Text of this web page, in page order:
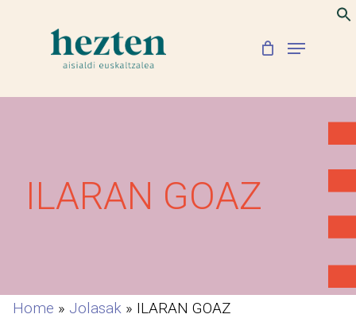
content
Menu
ILARAN GOAZ
Home » Jolasak » ILARAN GOAZ